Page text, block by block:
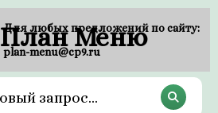
План Меню
Для любых предложений по сайту:
plan-menu@cp9.ru